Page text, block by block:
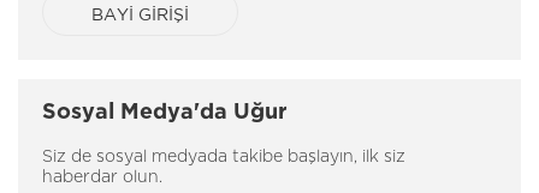
BAYİ GİRİŞİ
Sosyal Medya'da Uğur
Siz de sosyal medyada takibe başlayın, ilk siz
haberdar olun.